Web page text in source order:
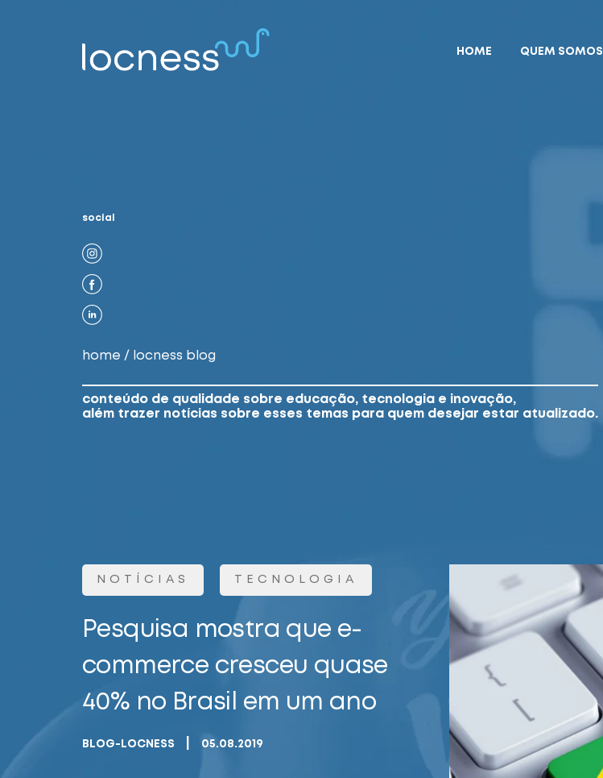
HOME QUEM SOMOS
social
home / locness blog
conteúdo de qualidade sobre educação, tecnologia e inovação,
além trazer notícias sobre esses temas para quem desejar estar atualizado.
NOTÍCIAS TECNOLOGIA
Pesquisa mostra que e-
commerce cresceu quase
40% no Brasil em um ano
BLOG-LOCNESS 05.08.2019